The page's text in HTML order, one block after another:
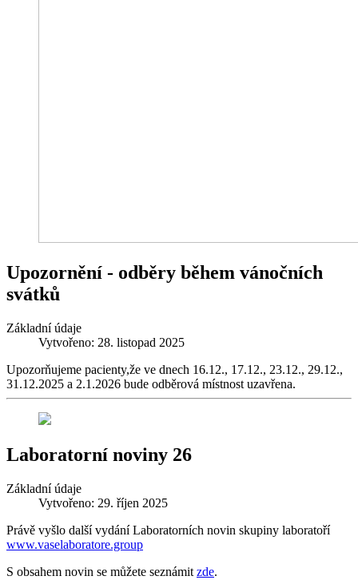
Upozornění - odběry během vánočních
svátků
Základní údaje
Vytvořeno: 28. listopad 2025
Upozorňujeme pacienty,že ve dnech 16.12., 17.12., 23.12., 29.12.,
31.12.2025 a 2.1.2026 bude odběrová místnost uzavřena.
Laboratorní noviny 26
Základní údaje
Vytvořeno: 29. říjen 2025
Právě vyšlo další vydání Laboratorních novin skupiny laboratoří
www.vaselaboratore.group
S obsahem novin se můžete seznámit zde.